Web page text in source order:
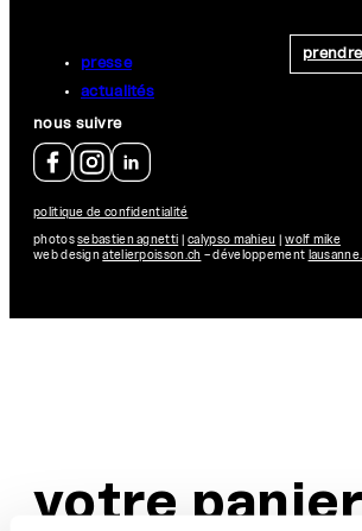
presse
actualités
nous suivre
politique de confidentialité
photossebastien agnetti |calypso mahieu |wolf mike
web designatelierpoisson.ch – développement
votre panier